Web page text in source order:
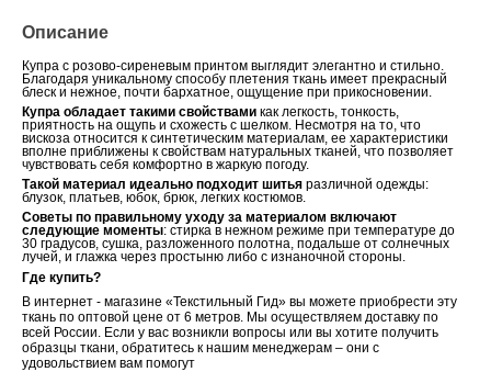
Описание
Купра с розово-сиреневым принтом выглядит элегантно и стильно.
Благодаря уникальному способу плетения ткань имеет прекрасный
блеск и нежное, почти бархатное, ощущение при прикосновении.
Купра обладает такими свойствами как легкость, тонкость,
приятность на ощупь и схожесть с шелком. Несмотря на то, что
вискоза относится к синтетическим материалам, ее характеристики
вполне приближены к свойствам натуральных тканей, что позволяет
чувствовать себя комфортно в жаркую погоду.
Такой материал идеально подходит шитья различной одежды:
блузок, платьев, юбок, брюк, легких костюмов.
Советы по правильному уходу за материалом включают
следующие моменты: стирка в нежном режиме при температуре до
30 градусов, сушка, разложенного полотна, подальше от солнечных
лучей, и глажка через простыню либо с изнаночной стороны.
Где купить?
В интернет - магазине «Текстильный Гид» вы можете приобрести эту
ткань по оптовой цене от 6 метров. Мы осуществляем доставку по
всей России. Если у вас возникли вопросы или вы хотите получить
образцы ткани, обратитесь к нашим менеджерам – они с
удовольствием вам помогут